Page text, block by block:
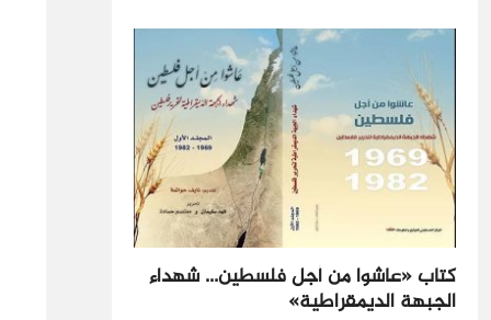
كتاب «عاشوا من أجل فلسطين... شهداء
الجبهة الديمقراطية»